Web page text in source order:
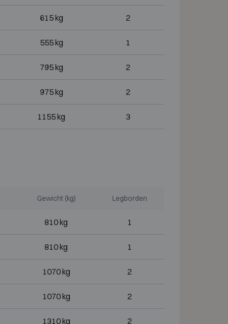
615 kg 2
555 kg 1
795 kg 2
975 kg 2
1155 kg 3
Gewicht (kg) Legborden
810 kg 1
810 kg 1
1070 kg 2
1070 kg 2
1310 kg 2